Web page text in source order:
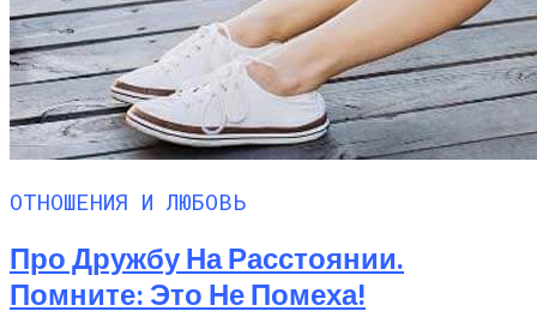
ОТНОШЕНИЯ И ЛЮБОВЬ
Про Дружбу На Расстоянии.
Помните: Это Не Помеха!